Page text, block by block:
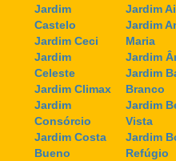
Jardim
Castelo
Jardim Ceci
Jardim
Celeste
Jardim Climax
Jardim
Consórcio
Jardim Costa
Bueno
Jardim
Jardim
Maria
Jardim
Jardim
Branco
Jardim
Vista
Jardim
Refúgio